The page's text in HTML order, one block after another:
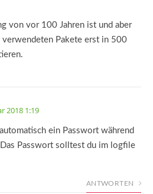
von vor 100 Jahren ist und aber
verwendeten Pakete erst in 500
2018 1:19
ein Passwort während
Passwort solltest du im logfile
ANTWORTEN